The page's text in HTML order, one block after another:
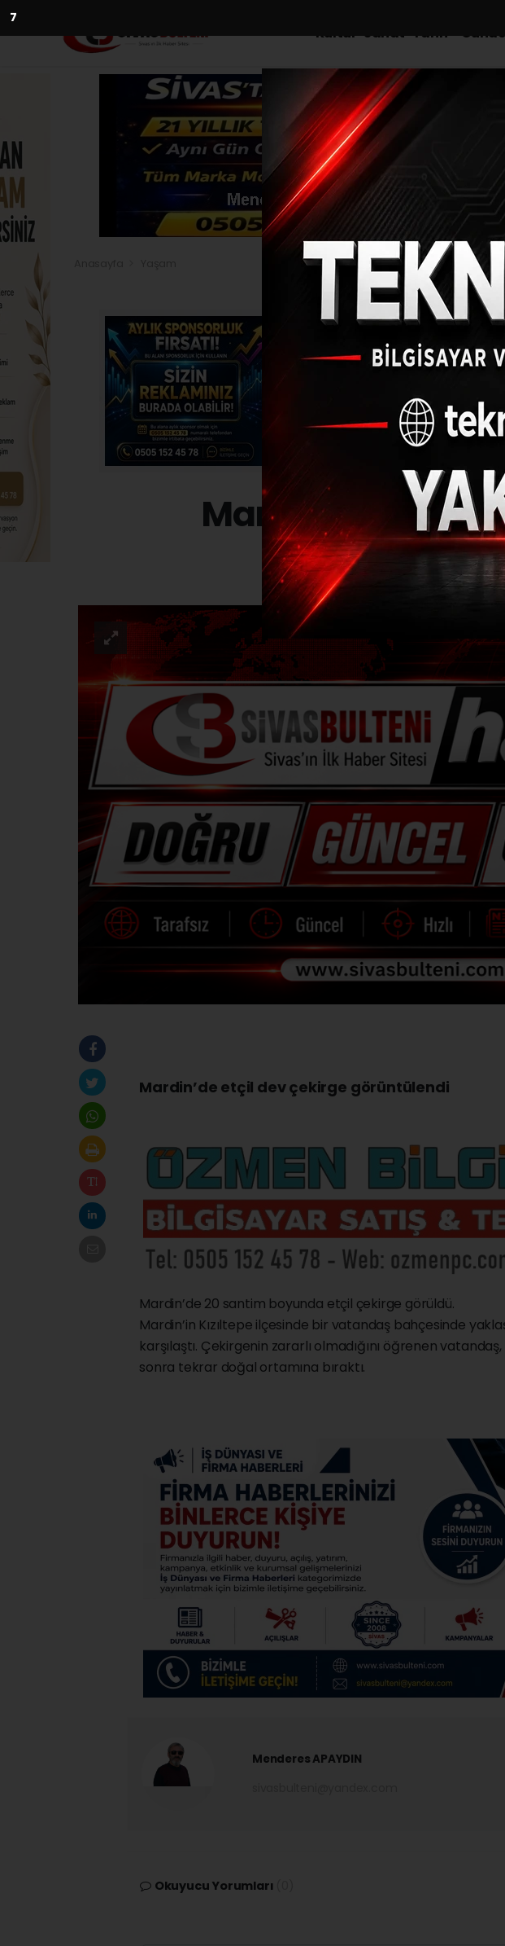
5
Kültür-Sanat-Tarih
Mardin’de etçil
YAŞAM (İHA) - İhlas Haber
Mardin’de etçil dev çekirge görüntülendi
Mardin’de 20 santim boyunda etçil çekirge görüldü.
Mardin’in Kızıltepe ilçesinde bir vatandaş bahçesinde
karşılaştı. Çekirgenin zararlı olmadığını öğrenen
sonra tekrar doğal ortamına bıraktı.
Menderes APAYDIN
Okuyucu Yorumları